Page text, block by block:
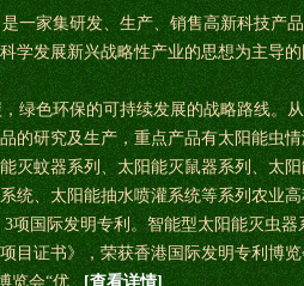
家集研发、生产、销售高新科技产品
学发展新兴战略性产业的思想为主导
色环保的可持续发展的战略路线。从
的研究及生产，重点产品有太阳能虫
灭蚊器系列、太阳能灭鼠器系列、太
统、太阳能抽水喷灌系统等系列农业
项国际发明专利。智能型太阳能灭虫
目证书》，荣获香港国际发明专利博览
览会“优... [查看详情]